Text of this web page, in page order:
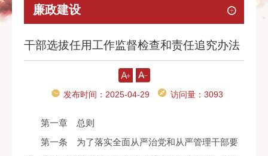
廉政建设
干部选拔任用工作监督检查和责任追究办法
发布时间：2025-04-29 访问量： 3093
第一章 总则
第一条 为了落实全面从严治党和从严管理干部要